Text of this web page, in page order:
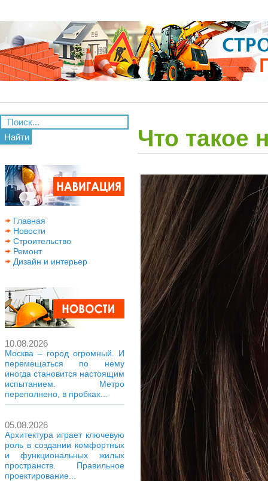
Найти
Главная
Новости
Строительство
Ремонт
Дизайн и интерьер
10.08.2026
Москва – город огромный. И
перемещаться по нему
иногда становится настоящим
испытанием. Метро
переполнено, в пробках...
05.08.2026
Архитектура играет ключевую
роль в создании комфортных
и функциональных жилых
пространств. Правильное
проектирование...
Что такое